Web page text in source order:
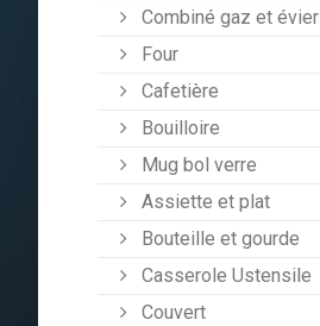
Combiné gaz et évier
Four
Cafetière
Bouilloire
Mug bol verre
Assiette et plat
Bouteille et gourde
Casserole Ustensile
Couvert